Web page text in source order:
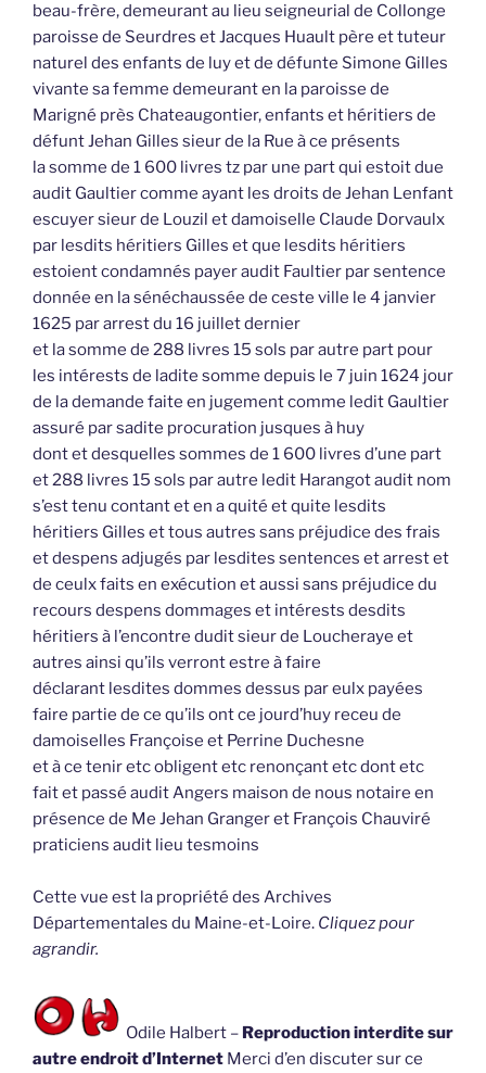
beau-frère, demeurant au lieu seigneurial de Collonge
paroisse de Seurdres et Jacques Huault père et tuteur
naturel des enfants de luy et de défunte Simone Gilles
vivante sa femme demeurant en la paroisse de
Marigné près Chateaugontier, enfants et héritiers de
défunt Jehan Gilles sieur de la Rue à ce présents
la somme de 1 600 livres tz par une part qui estoit due
audit Gaultier comme ayant les droits de Jehan Lenfant
escuyer sieur de Louzil et damoiselle Claude Dorvaulx
par lesdits héritiers Gilles et que lesdits héritiers
estoient condamnés payer audit Faultier par sentence
donnée en la sénéchaussée de ceste ville le 4 janvier
1625 par arrest du 16 juillet dernier
et la somme de 288 livres 15 sols par autre part pour
les intérests de ladite somme depuis le 7 juin 1624 jour
de la demande faite en jugement comme ledit Gaultier
assuré par sadite procuration jusques à huy
dont et desquelles sommes de 1 600 livres d’une part
et 288 livres 15 sols par autre ledit Harangot audit nom
s’est tenu contant et en a quité et quite lesdits
héritiers Gilles et tous autres sans préjudice des frais
et despens adjugés par lesdites sentences et arrest et
de ceulx faits en exécution et aussi sans préjudice du
recours despens dommages et intérests desdits
héritiers à l’encontre dudit sieur de Loucheraye et
autres ainsi qu’ils verront estre à faire
déclarant lesdites dommes dessus par eulx payées
faire partie de ce qu’ils ont ce jourd’huy receu de
damoiselles Françoise et Perrine Duchesne
et à ce tenir etc obligent etc renonçant etc dont etc
fait et passé audit Angers maison de nous notaire en
présence de Me Jehan Granger et François Chauviré
praticiens audit lieu tesmoins
Cette vue est la propriété des Archives
Départementales du Maine-et-Loire. Cliquez pour
agrandir.
Odile Halbert – Reproduction interdite sur
autre endroit d’Internet Merci d’en discuter sur ce